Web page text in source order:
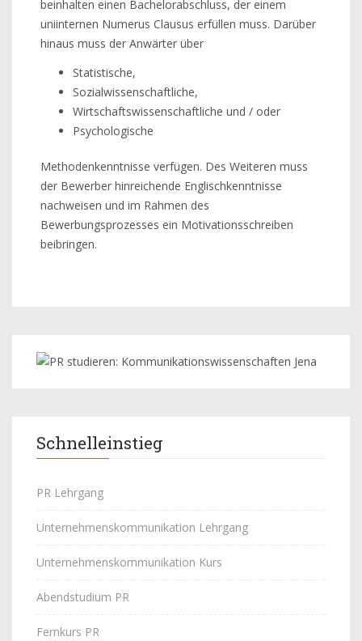
beinhalten einen Bachelorabschluss, der einem
uniinternen Numerus Clausus erfüllen muss. Darüber
hinaus muss der Anwärter über
Statistische,
Sozialwissenschaftliche,
Wirtschaftswissenschaftliche und / oder
Psychologische
Methodenkenntnisse verfügen. Des Weiteren muss
der Bewerber hinreichende Englischkenntnisse
nachweisen und im Rahmen des
Bewerbungsprozesses ein Motivationsschreiben
beibringen.
Schnelleinstieg
PR Lehrgang
Unternehmenskommunikation Lehrgang
Unternehmenskommunikation Kurs
Abendstudium PR
Fernkurs PR